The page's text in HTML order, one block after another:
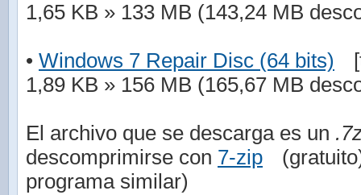
1,65 KB » 133 MB (143,24 MB
• Windows 7 Repair Disc (64 bits)
1,89 KB » 156 MB (165,67 MB
El archivo que se descarga es un
descomprimirse con 7-zip
programa similar)